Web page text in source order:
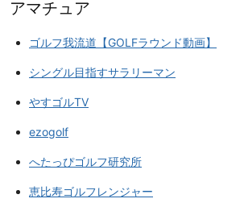
アマチュア
ゴルフ我流道【GOLFラウンド動画】
シングル目指すサラリーマン
やすゴルTV
ezogolf
へたっぴゴルフ研究所
恵比寿ゴルフレンジャー